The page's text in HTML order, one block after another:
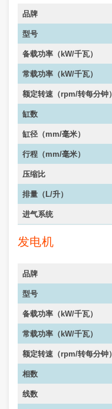
品牌
型号
备载功率（kW/千瓦）
常载功率（ kW/千瓦）
额定转速（rpm/转每分钟）
缸数
缸径（mm/毫米）
行程（mm/毫米）
压缩比
排量（L/升）
进气系统
发电机
品牌
型号
备载功率（kW/千瓦）
常载功率（ kW/千瓦）
额定转速（rpm/转每分钟）
相数
线数